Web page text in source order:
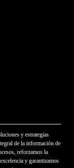
y estrategias
de la información de
reforzamos la
y garantizamos